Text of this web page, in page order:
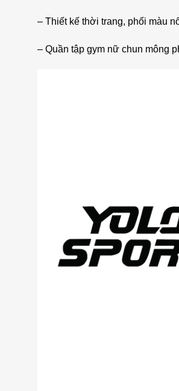
– Thiết kế thời trang, phối màu
– Quần tập gym nữ chun mông